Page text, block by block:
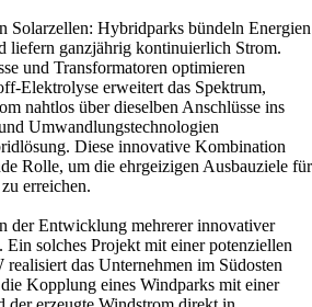
Solarzellen: Hybridparks bündeln Energien
liefern ganzjährig kontinuierlich Strom.
und Transformatoren optimieren
Elektrolyse erweitert das Spektrum,
nahtlos über dieselben Anschlüsse ins
Umwandlungstechnologien
Diese innovative Kombination
Rolle, um die ehrgeizigen Ausbauziele für
erreichen.
der Entwicklung mehrerer innovativer
solches Projekt mit einer potenziellen
das Unternehmen im Südosten
Kopplung eines Windparks mit einer